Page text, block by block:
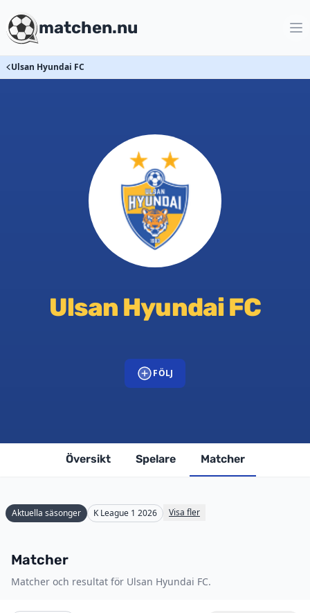
matchen.nu
Ulsan Hyundai FC
Ulsan Hyundai FC
FÖLJ
Översikt Spelare Matcher
Aktuella säsonger K League 1 2026 Visa fler
Matcher
Matcher och resultat för Ulsan Hyundai FC.